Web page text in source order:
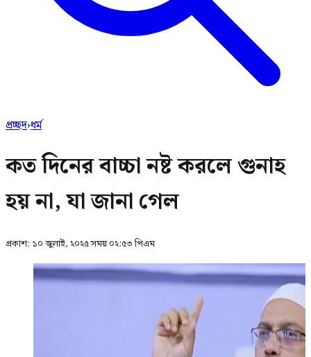
প্রচ্ছদ›ধর্ম
কত দিনের বাচ্চা নষ্ট করলে গুনাহ
হয় না, যা জানা গেল
প্রকাশ: ১০ জুলাই, ২০২৫ সময় ০২:৫৩ পিএম